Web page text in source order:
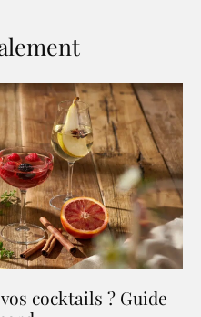
cocktails ? Guide